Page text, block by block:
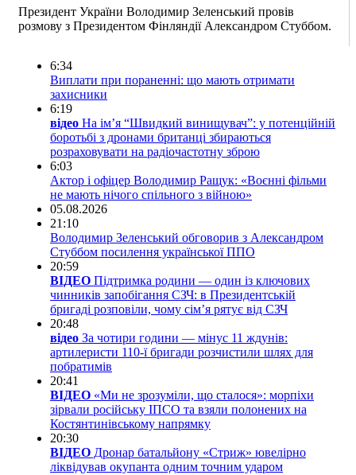
Президент України Володимир Зеленський провів
розмову з Президентом Фінляндії Александром Стуббом.
6:34
Виплати при пораненні: що мають отримати
захисники
6:19
відео На ім’я “Швидкий винищувач”: у потенційній
боротьбі з дронами британці збираються
розраховувати на радіочастотну зброю
6:03
Актор і офіцер Володимир Ращук: «Воєнні фільми
не мають нічого спільного з війною»
05.08.2026
21:10
Володимир Зеленський обговорив з Александром
Стуббом посилення української ППО
20:59
ВІДЕО Підтримка родини — один із ключових
чинників запобігання СЗЧ: в Президентській
бригаді розповіли, чому сім’я рятує від СЗЧ
20:48
відео За чотири години — мінус 11 ждунів:
артилеристи 110-ї бригади розчистили шлях для
побратимів
20:41
ВІДЕО «Ми не зрозуміли, що сталося»: морпіхи
зірвали російську ІПСО та взяли полонених на
Костянтинівському напрямку
20:30
ВІДЕО Дронар батальйону «Стриж» ювелірно
ліквідував окупанта одним точним ударом